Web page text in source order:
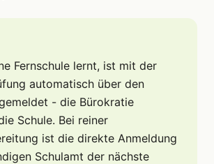
Fernschule lernt, ist mit der
automatisch über den
- die Bürokratie
Schule. Bei reiner
ist die direkte Anmeldung
Schulamt der nächste